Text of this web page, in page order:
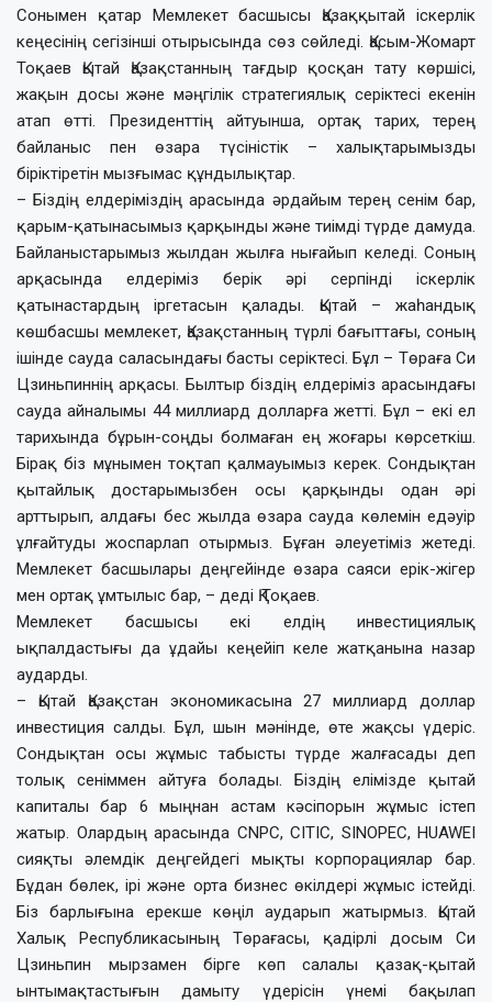
Сонымен қатар Мемлекет басшысы Қазаққытай іскерлік
кеңесінің сегізінші отырысында сөз сөйледі. Қасым-Жомарт
Тоқаев Қытай Қазақстанның тағдыр қосқан тату көршісі,
жақын досы және мәңгілік стратегиялық серіктесі екенін
атап өтті. Президенттің айтуынша, ортақ тарих, терең
байланыс пен өзара түсіністік – халықтарымызды
біріктіретін мызғымас құндылықтар.
– Біздің елдеріміздің арасында әрдайым терең сенім бар,
қарым-қатынасымыз қарқынды және тиімді түрде дамуда.
Байланыстарымыз жылдан жылға нығайып келеді. Соның
арқасында елдеріміз берік әрі серпінді іскерлік
қатынастардың іргетасын қалады. Қытай – жаһандық
көшбасшы мемлекет, Қазақстанның түрлі бағыттағы, соның
ішінде сауда саласындағы басты серіктесі. Бұл – Төраға Си
Цзиньпиннің арқасы. Былтыр біздің елдеріміз арасындағы
сауда айналымы 44 миллиард долларға жетті. Бұл – екі ел
тарихында бұрын-соңды болмаған ең жоғары көрсеткіш.
Бірақ біз мұнымен тоқтап қалмауымыз керек. Сондықтан
қытайлық достарымызбен осы қарқынды одан әрі
арттырып, алдағы бес жылда өзара сауда көлемін едәуір
ұлғайтуды жоспарлап отырмыз. Бұған әлеуетіміз жетеді.
Мемлекет басшылары деңгейінде өзара саяси ерік-жігер
мен ортақ ұмтылыс бар, – деді Қ.Тоқаев.
Мемлекет басшысы екі елдің инвестициялық
ықпалдастығы да ұдайы кеңейіп келе жатқанына назар
аударды.
– Қытай Қазақстан экономикасына 27 миллиард доллар
инвестиция салды. Бұл, шын мәнінде, өте жақсы үдеріс.
Сондықтан осы жұмыс табысты түрде жалғасады деп
толық сеніммен айтуға болады. Біздің елімізде қытай
капиталы бар 6 мыңнан астам кәсіпорын жұмыс істеп
жатыр. Олардың арасында CNPC, CITIC, SINOPEC, HUAWEI
сияқты әлемдік деңгейдегі мықты корпорациялар бар.
Бұдан бөлек, ірі және орта бизнес өкілдері жұмыс істейді.
Біз барлығына ерекше көңіл аударып жатырмыз. Қытай
Халық Республикасының Төрағасы, қадірлі досым Си
Цзиньпин мырзамен бірге көп салалы қазақ-қытай
ынтымақтастығын дамыту үдерісін үнемі бақылап